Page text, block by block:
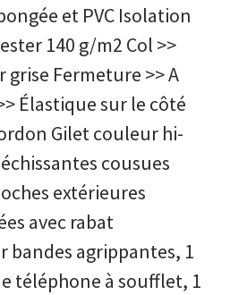
et PVC Isolation
140 g/m2 Col >>
Fermeture >> A
Élastique sur le côté
Gilet couleur hi-
cousues
extérieures
avec rabat
bandes agrippantes, 1
téléphone à soufflet, 1